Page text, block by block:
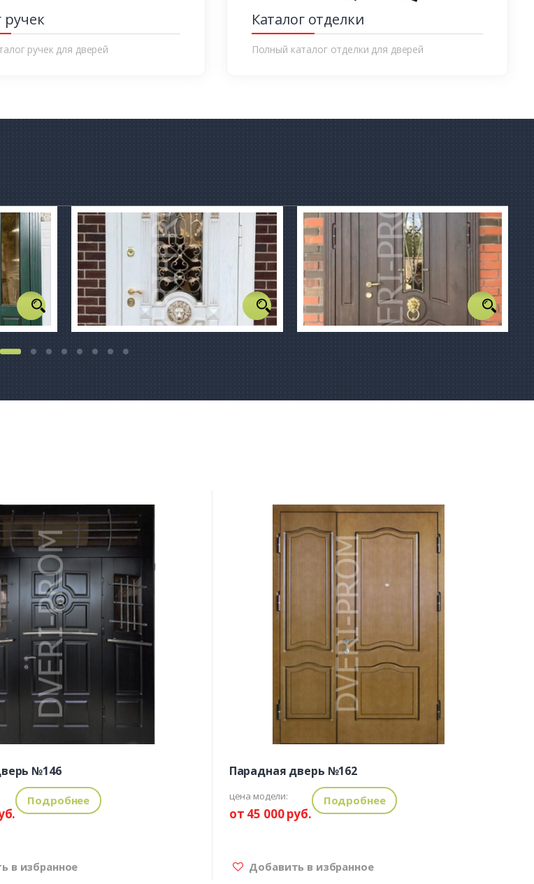
ручек
ручек для дверей
Каталог отделки
Полный каталог отделки для дверей
№146
Подробнее
в избранное
Парадная дверь №162
цена модели:
от 45 000 руб.
Подробнее
Добавить в избранное